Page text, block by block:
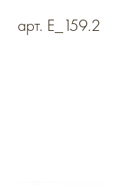
арт. E_159.2